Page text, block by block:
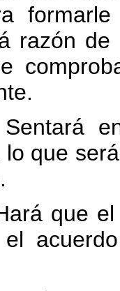
razón
Sentará
que
que
el